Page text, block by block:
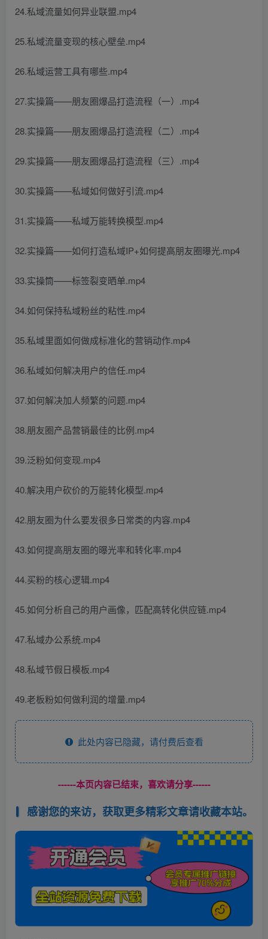
24.私域流量如何异业联盟.mp4
25.私域流量变现的核心壁垒.mp4
26.私域运营工具有哪些.mp4
27.实操篇——朋友圈爆品打造流程（一）.mp4
28.实操篇——朋友圈爆品打造流程（二）.mp4
29.实操篇——朋友圈爆品打造流程（三）.mp4
30.实操篇——私域如何做好引流.mp4
31.实操篇——私域万能转换模型.mp4
32.实操篇——如何打造私域IP+如何提高朋友圈曝光.mp4
33.实操筒——标签裂变晒单.mp4
34.如何保持私域粉丝的粘性.mp4
35.私域里面如何做成标准化的营销动作.mp4
36.私域如何解决用户的信任.mp4
37.如何解决加人频繁的问题.mp4
38.朋友圈产品营销最佳的比例.mp4
39.泛粉如何变现.mp4
40.解决用户砍价的万能转化模型.mp4
42.朋友圈为什么要发很多日常类的内容.mp4
43.如何提高朋友圈的曝光率和转化率.mp4
44.买粉的核心逻辑.mp4
45.如何分析自己的用户画像，匹配高转化供应链.mp4
47.私域办公系统.mp4
48.私域节假日模板.mp4
49.老板粉如何做利润的增量.mp4
此处内容已隐藏，请付费后查看
------本页内容已结束，喜欢请分享------
感谢您的来访，获取更多精彩文章请收藏本站。